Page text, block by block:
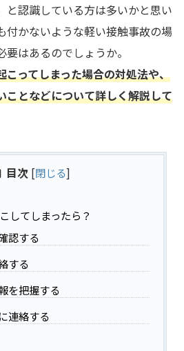
と認識している方は多いかと思い
付かないような軽い接触事故の場
はあるのでしょうか。
こってしまった場合の対処法や、
ことなどについて詳しく解説して
目次 [閉じる]
してしまったら？
認する
する
を把握する
連絡する